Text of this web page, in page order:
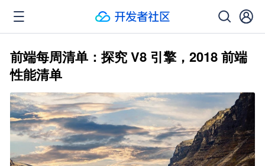
前端每周清单：探究 V8 引擎，2018 前端
性能清单